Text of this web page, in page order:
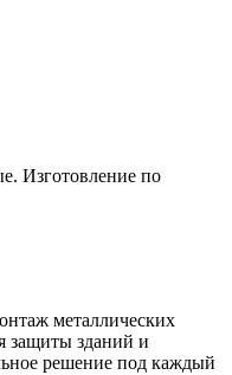
Изготовление по
металлических
защиты зданий и
решение под каждый